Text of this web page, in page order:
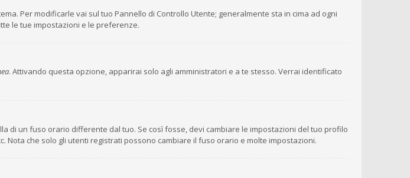
Per modificarle vai sul tuo Pannello di Controllo Utente; generalmente sta in cima ad ogni
le tue impostazioni e le preferenze.
. Attivando questa opzione, apparirai solo agli amministratori e a te stesso. Verrai identificato
di un fuso orario differente dal tuo. Se così fosse, devi cambiare le impostazioni del tuo profilo
Nota che solo gli utenti registrati possono cambiare il fuso orario e molte impostazioni.